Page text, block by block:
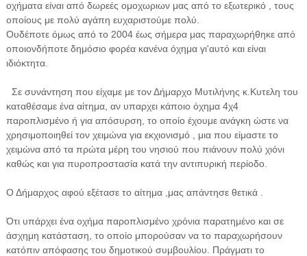
οχήματα είναι από δωρεές ομοχωριων μας από το εξωτερικό , τους
οποίους με πολύ αγάπη ευχαριστούμε πολύ.
Ουδέποτε όμως από το 2004 έως σήμερα μας παραχωρήθηκε από
οποιονδήποτε δημόσιο φορέα κανένα όχημα γι'αυτό και είναι
ιδιόκτητα.
Σε συνάντηση που είχαμε με τον Δήμαρχο Μυτιλήνης κ.Κυτελη του
καταθέσαμε ένα αίτημα, αν υπαρχει κάποιο όχημα 4χ4
παροπλισμένο ή για απόσυρση, το οποίο έχουμε ανάγκη ώστε να
χρησιμοποιηθεί τον χειμώνα για εκχιονισμό , μια που είμαστε το
χειμώνα από τα πρώτα μέρη του νησιού που πιάνουν πολύ χιόνι
καθώς και για πυροπροστασία κατά την αντιπυρική περίοδο.
Ο Δήμαρχος αφού εξέτασε το αίτημα ,μας απάντησε θετικά .
Ότι υπάρχει ένα οχήμα παροπλισμένο χρόνια παρατημένο και σε
άσχημη κατάσταση, το οποίο μπορούσαν να το παραχωρήσουν
κατόπιν απόφασης του δημοτικού συμβουλίου. Πράγματι το